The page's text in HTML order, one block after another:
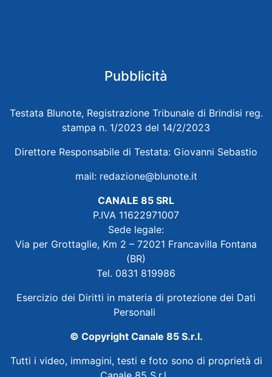
Pubblicità
Testata Blunote, Registrazione Tribunale di Brindisi reg.
stampa n. 1/2023 del 14/2/2023
Direttore Responsabile di Testata: Giovanni Sebastio
mail: redazione@blunote.it
CANALE 85 SRL
P.IVA 11622971007
Sede legale:
Via per Grottaglie, Km 2 – 72021 Francavilla Fontana
(BR)
Tel. 0831 819986
Esercizio dei Diritti in materia di protezione dei Dati
Personali
© Copyright Canale 85 S.r.l.
Tutti i video, immagini, testi e foto sono di proprietà di